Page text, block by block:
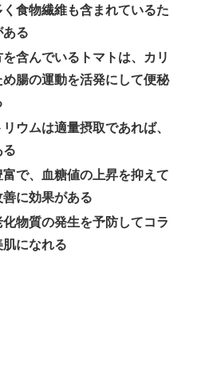
く食物繊維も含まれているた
ある
含んでいるトマトは、カリ
腸の運動を活発にして便秘
ウムは適量摂取であれば、
る
富で、血糖値の上昇を抑えて
に効果がある
化物質の発生を予防してコラ
になれる